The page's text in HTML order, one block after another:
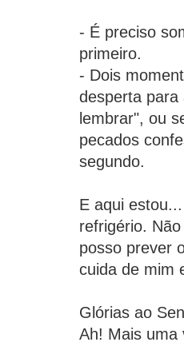
- É preciso
primeiro.
- Dois
desperta para
lembrar", ou
pecados
segundo.
E aqui
refrigério.
posso prever
cuida de mim
Glórias ao
Ah! Mais uma